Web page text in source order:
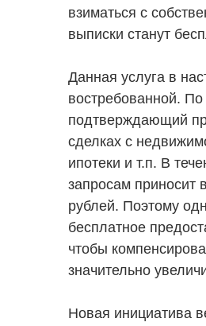
взиматься с
выписки станут
Данная услуга в
востребованной. По
подтверждающий
сделках с
ипотеки и т.п. В
запросам приносит
рублей. Поэтому
бесплатное
чтобы
значительно
Новая инициатива